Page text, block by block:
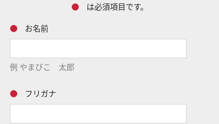
●
は必須項目です。
●
お名前
例 やまびこ 太郎
● フリガナ